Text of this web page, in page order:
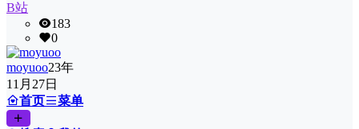
B站
183
0
moyuoo23年
11月27日
首页
菜单